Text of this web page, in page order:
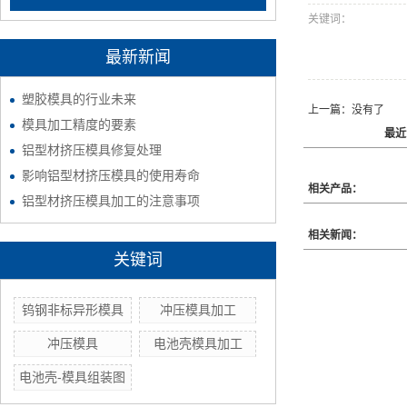
最新新闻
塑胶模具的行业未来
模具加工精度的要素
铝型材挤压模具修复处理
影响铝型材挤压模具的使用寿命
铝型材挤压模具加工的注意事项
关键词
钨钢非标异形模具 冲压模具加工
冲压模具 电池壳模具加工
电池壳-模具组装图
关键词：
上一篇：没有了
最
相关产品：
相关新闻：